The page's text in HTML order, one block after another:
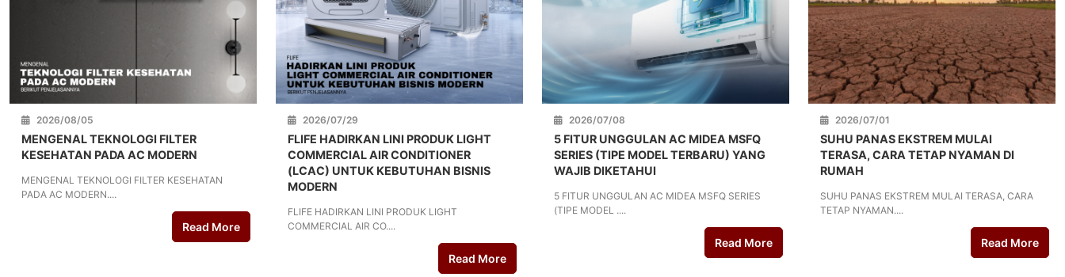
2026/08/05
MENGENAL TEKNOLOGI FILTER
KESEHATAN PADA AC MODERN
MENGENAL TEKNOLOGI FILTER KESEHATAN
PADA AC MODERN....
Read More
2026/07/29
FLIFE HADIRKAN LINI PRODUK LIGHT
COMMERCIAL AIR CONDITIONER
(LCAC) UNTUK KEBUTUHAN BISNIS
MODERN
FLIFE HADIRKAN LINI PRODUK LIGHT
COMMERCIAL AIR CO....
Read More
2026/07/08
5 FITUR UNGGULAN AC MIDEA MSFQ
SERIES (TIPE MODEL TERBARU) YANG
WAJIB DIKETAHUI
5 FITUR UNGGULAN AC MIDEA MSFQ SERIES
(TIPE MODEL ....
Read More
2026/07/01
SUHU PANAS EKSTREM MULAI
TERASA, CARA TETAP NYAMAN DI
RUMAH
SUHU PANAS EKSTREM MULAI TERASA, CARA
TETAP NYAMAN....
Read More